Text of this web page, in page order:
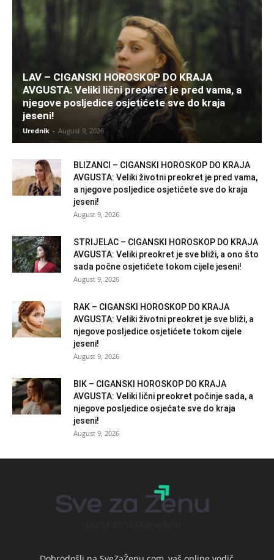
LAV – CIGANSKI HOROSKOP DO KRAJA
AVGUSTA: Veliki lični preokret je pred vama, a
njegove posljedice osjetićete sve do kraja
jeseni!
Urednik - August 9, 2026
BLIZANCI – CIGANSKI HOROSKOP DO KRAJA
AVGUSTA: Veliki životni preokret je pred vama,
a njegove posljedice osjetićete sve do kraja
jeseni!
August 9, 2026
STRIJELAC – CIGANSKI HOROSKOP DO KRAJA
AVGUSTA: Veliki preokret je sve bliži, a ono što
sada počne osjetićete tokom cijele jeseni!
August 9, 2026
RAK – CIGANSKI HOROSKOP DO KRAJA
AVGUSTA: Veliki životni preokret je sve bliži, a
njegove posljedice osjetićete tokom cijele
jeseni!
August 9, 2026
BIK – CIGANSKI HOROSKOP DO KRAJA
AVGUSTA: Veliki lični preokret počinje sada, a
njegove posljedice osjećate sve do kraja
jeseni!
August 9, 2026